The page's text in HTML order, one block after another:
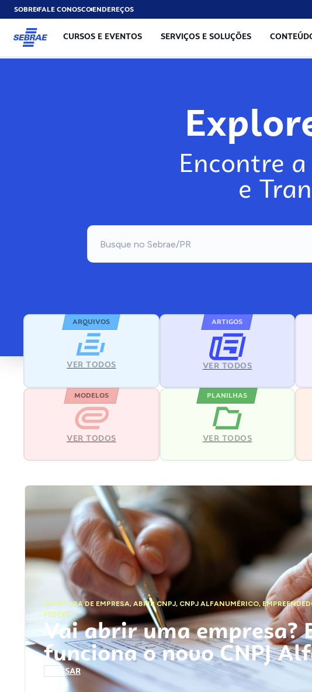
SOBREFALE CONOSCOENDEREÇOS
CURSOS E EVENTOS SERVIÇOS E SOLUÇÕES
Encontre
e
ARQUIVOS
VER TODOS
ARTIGOS
VER TODOS
MODELOS
VER TODOS
PLANILHAS
VER TODOS
ABERTURA DE EMPRESA,ABRIR CNPJ, CNPJ ALFANUMÉRICO,
FEDERAL
Vai abrir uma empresa?
funciona o novo CNPJ
ACESSAR